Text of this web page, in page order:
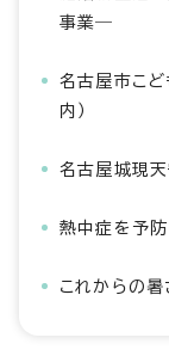
事業―
名古屋市こ
内）
名古屋城現
熱中症を予防
これからの暑